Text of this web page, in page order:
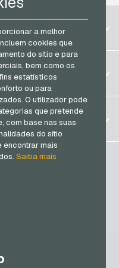
a melhor
cookies que
do sítio e para
bem como os
estatísticos
ou para
O utilizador pode
que pretende
com base nas suas
do sítio
encontrar mais
Saiba mais